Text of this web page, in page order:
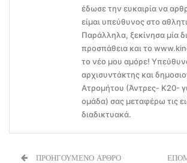
έδωσε την ευκαιρία να
είμαι υπεύθυνος στο
Παράλληλα, ξεκίνησα μία
προσπάθεια και το
το νέο μου αμόρε!
αρχισυντάκτης και
Ατρομήτου (Άντρες- Κ20-
ομάδα) σας μεταφέρω τις
διαδικτυακά.
ΠΡΟΗΓΟΥΜΕΝΟ ΑΡΘΡΟ